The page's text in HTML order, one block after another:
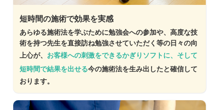
短時間の施術で効果を実感
あらゆる施術法を学ぶために勉強会への参加や、高度な技
術を持つ先生を直接訪ね勉強させていただく等の日々の向
上心が、 お客様への刺激をできるかぎりソフトに、そして
短時間で結果を出せる今の施術法を生み出したと確信して
おります。